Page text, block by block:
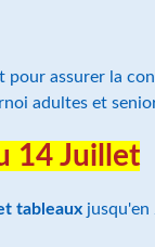
pour assurer la
adultes et
14 Juillet
tableaux jusqu'en